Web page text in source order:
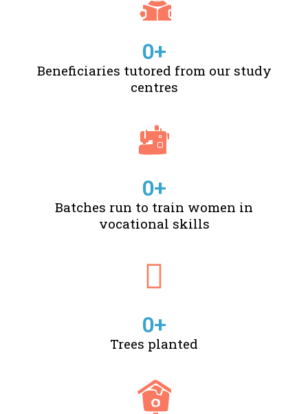
Beneficiaries tutored from our study
centres
0+
Batches run to train women in
vocational skills
0+
Trees planted
0+